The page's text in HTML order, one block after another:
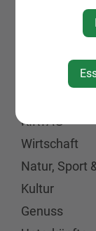
Nacht-
Mobilität
KIRTAG
Wirtschaft
Natur, Sport
Kultur
Genuss